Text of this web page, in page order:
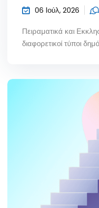
06 Ιούλ, 2026
Πειραματικά και
διαφορετικοί τύποι